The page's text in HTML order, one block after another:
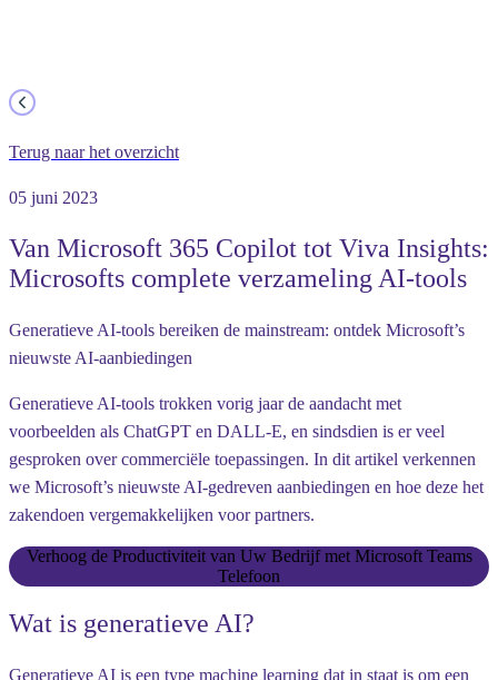
Terug naar het overzicht
05 juni 2023
Van Microsoft 365 Copilot tot Viva Insights:
Microsofts complete verzameling AI-tools
Generatieve AI-tools bereiken de mainstream: ontdek Microsoft’s
nieuwste AI-aanbiedingen
Generatieve AI-tools trokken vorig jaar de aandacht met
voorbeelden als ChatGPT en DALL-E, en sindsdien is er veel
gesproken over commerciële toepassingen. In dit artikel verkennen
we Microsoft’s nieuwste AI-gedreven aanbiedingen en hoe deze het
zakendoen vergemakkelijken voor partners.
Verhoog de Productiviteit van Uw Bedrijf met Microsoft Teams
Telefoon
Wat is generatieve AI?
Generatieve AI is een type machine learning dat in staat is om een